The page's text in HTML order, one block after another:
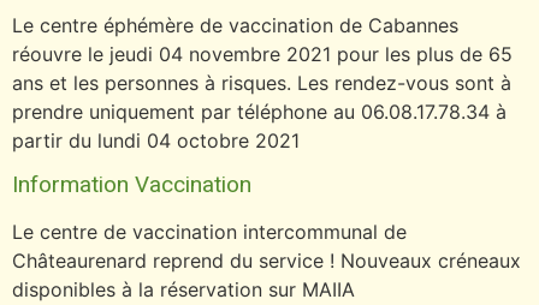
Le centre éphémère de vaccination de Cabannes
réouvre le jeudi 04 novembre 2021 pour les plus de 65
ans et les personnes à risques. Les rendez-vous sont à
prendre uniquement par téléphone au 06.08.17.78.34 à
partir du lundi 04 octobre 2021
Information Vaccination
Le centre de vaccination intercommunal de
Châteaurenard reprend du service ! Nouveaux créneaux
disponibles à la réservation sur MAIIA